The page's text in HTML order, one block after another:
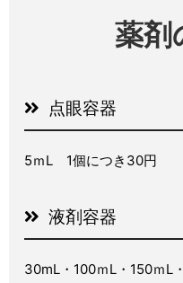
薬剤
点眼容器
5ｍL 1個につき30円
液剤容器
30mL・100ｍL・150ｍL